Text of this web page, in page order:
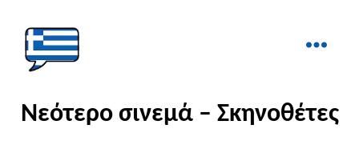
Δάχτυλα!
Νεότερο σινεμά – Σκηνοθέτες